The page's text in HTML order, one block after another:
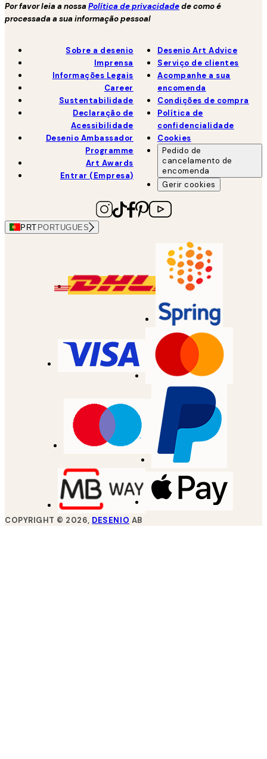
Por favor leia a nossaPolítica de privacidadede como é
processada a sua informação pessoal
Sobre a desenio
Imprensa
Informações Legais
Career
Sustentabilidade
Declaração de
Acessibilidade
Desenio Ambassador
Programme
Art Awards
Entrar (Empresa)
Desenio Art Advice
Serviço de clientes
Acompanhe a sua
encomenda
Condições de compra
Política de
confidencialidade
Cookies
Pedido de
cancelamento de
encomenda
Gerir cookies
PRT PORTUGUES
COPYRIGHT © 2026, DESENIO AB